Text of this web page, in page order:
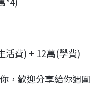
活費) + 12萬(學費)
，歡迎分享給你週圍